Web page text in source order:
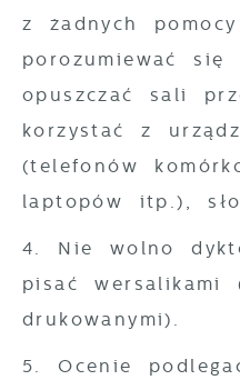
z żadnych
porozumiewać się
opuszczać sali
korzystać z
(telefonów
laptopów itp.),
4. Nie wolno
pisać wersalikami
drukowanymi).
5. Ocenie